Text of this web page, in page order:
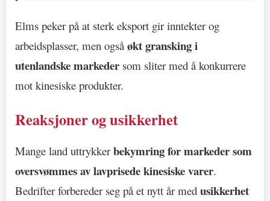
Elms peker på at sterk eksport gir inntekter og
arbeidsplasser, men ogsåøkt gransking i
utenlandske markeder som sliter med å konkurrere
mot kinesiske produkter.
Reaksjoner og usikkerhet
Mange land uttrykkerbekymring for markeder som
oversvømmes av lavprisede kinesiske varer.
Bedrifter forbereder seg på et nytt år med usikkerhet